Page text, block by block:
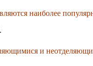
наиболее
и